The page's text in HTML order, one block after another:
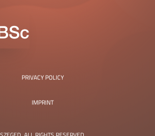
PRIVACY POLICY
IMPRINT